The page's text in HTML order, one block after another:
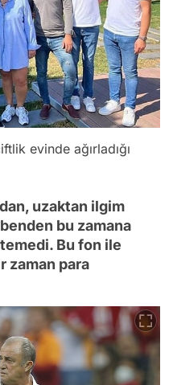
evinde ağırladığı
uzaktan ilgim
bu zamana
Bu fon ile
zaman para